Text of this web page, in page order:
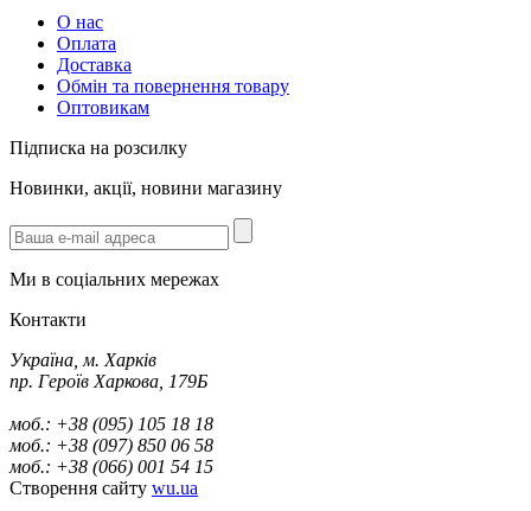
О нас
Оплата
Доставка
Обмін та повернення товару
Оптовикам
Підписка на розсилку
Новинки, акції, новини магазину
Ми в соціальних мережах
Контакти
Україна, м. Харків
пр. Героїв Харкова, 179Б
моб.: +38 (095) 105 18 18
моб.: +38 (097) 850 06 58
моб.: +38 (066) 001 54 15
Створення сайту wu.ua